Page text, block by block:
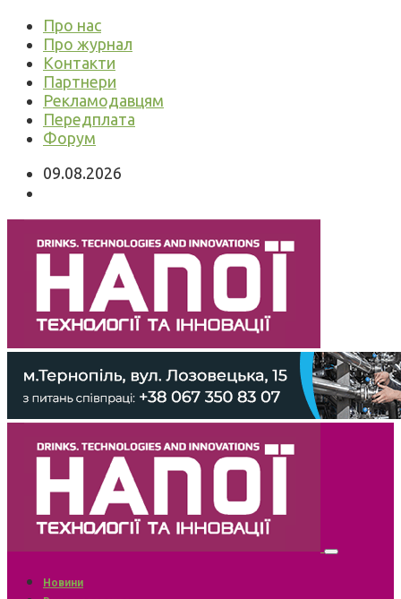
Про нас
Про журнал
Контакти
Партнери
Рекламодавцям
Передплата
Форум
09.08.2026
Новини